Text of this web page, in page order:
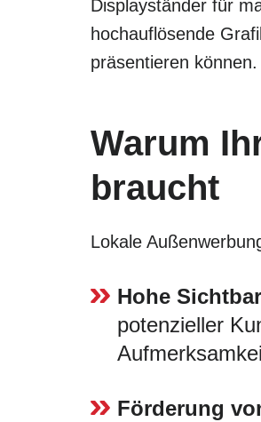
Displayständer für
hochauflösende
präsentieren können.
Warum
braucht
Lokale
Hohe
potenzieller
Förderung